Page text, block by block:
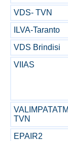
VDS- TVN
ILVA-Taranto
VDS Brindisi
VIIAS
VALIMPATATM
TVN
EPAIR2